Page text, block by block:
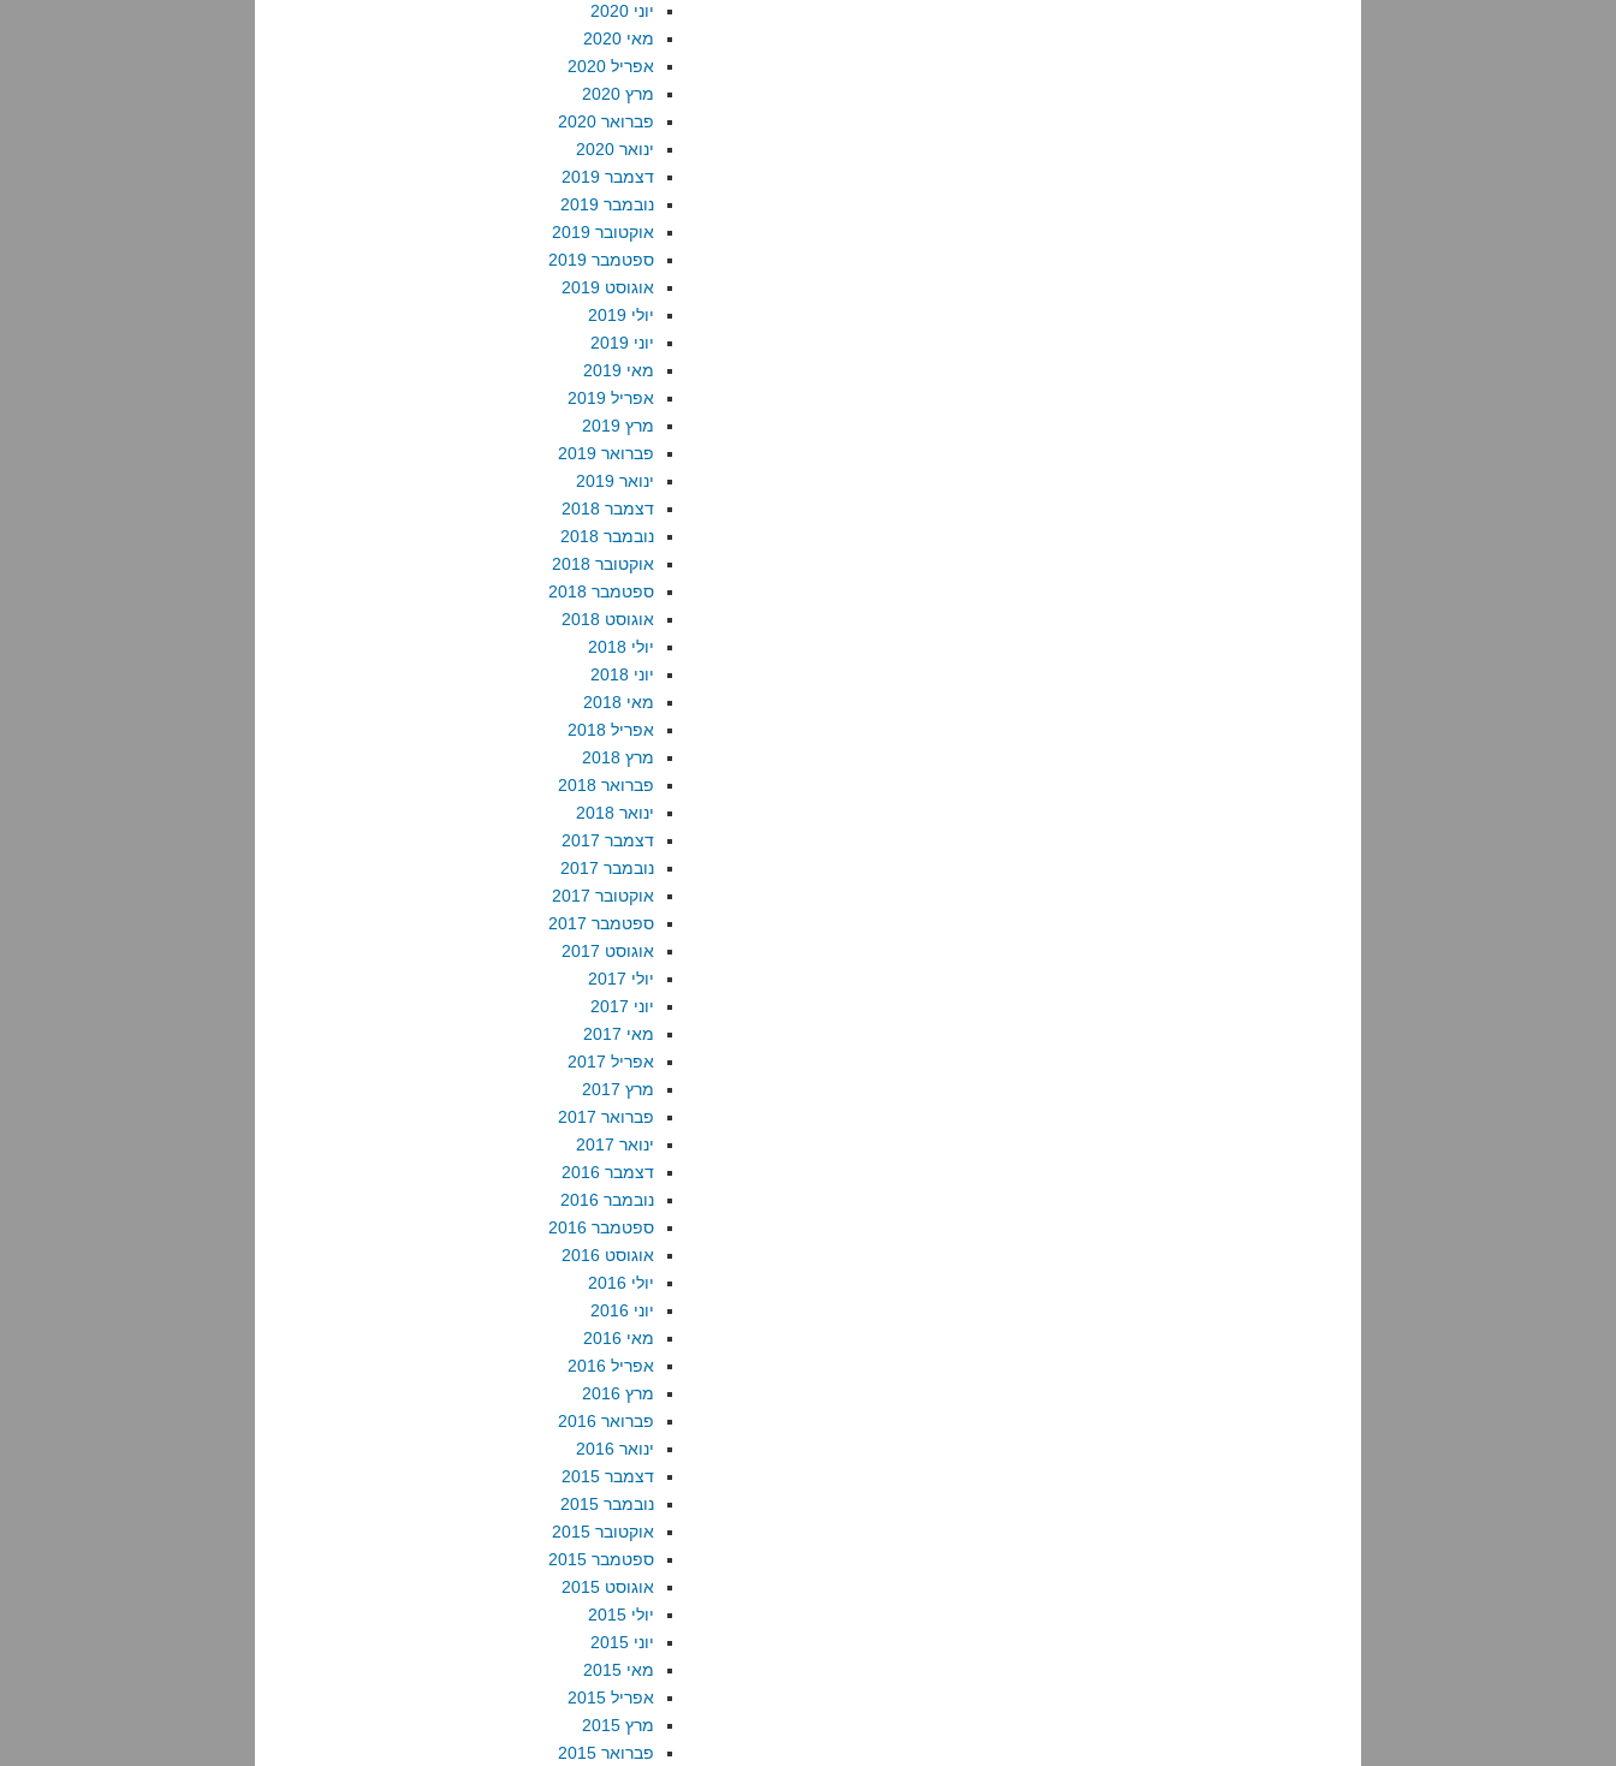
יוני 2020
מאי 2020
אפריל 2020
מרץ 2020
פברואר 2020
ינואר 2020
דצמבר 2019
נובמבר 2019
אוקטובר 2019
ספטמבר 2019
אוגוסט 2019
יולי 2019
יוני 2019
מאי 2019
אפריל 2019
מרץ 2019
פברואר 2019
ינואר 2019
דצמבר 2018
נובמבר 2018
אוקטובר 2018
ספטמבר 2018
אוגוסט 2018
יולי 2018
יוני 2018
מאי 2018
אפריל 2018
מרץ 2018
פברואר 2018
ינואר 2018
דצמבר 2017
נובמבר 2017
אוקטובר 2017
ספטמבר 2017
אוגוסט 2017
יולי 2017
יוני 2017
מאי 2017
אפריל 2017
מרץ 2017
פברואר 2017
ינואר 2017
דצמבר 2016
נובמבר 2016
ספטמבר 2016
אוגוסט 2016
יולי 2016
יוני 2016
מאי 2016
אפריל 2016
מרץ 2016
פברואר 2016
ינואר 2016
דצמבר 2015
נובמבר 2015
אוקטובר 2015
ספטמבר 2015
אוגוסט 2015
יולי 2015
יוני 2015
מאי 2015
אפריל 2015
מרץ 2015
פברואר 2015